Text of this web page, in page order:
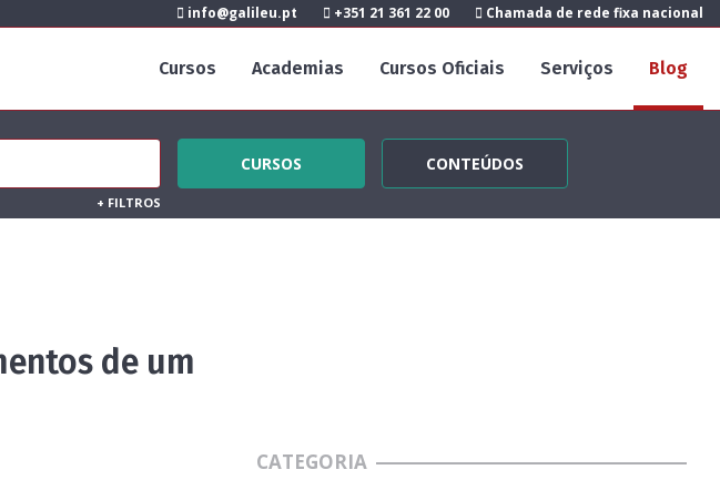
info@galileu.pt +351 21 361 22 00 Chamada de rede fixa nacional
Cursos Academias Cursos Oficiais Serviços Blog
CURSOS CONTEÚDOS
+ FILTROS
de um
CATEGORIA